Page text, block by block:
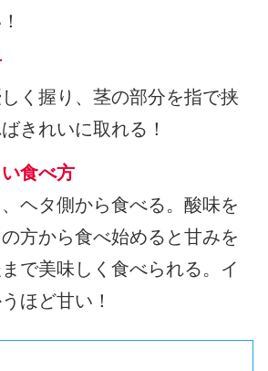
しく握り、茎の部分を指で挟
きれいに取れる！
食べ方
ヘタ側から食べる。酸味を
方から食べ始めると甘みを
で美味しく食べられる。イ
ほど甘い！